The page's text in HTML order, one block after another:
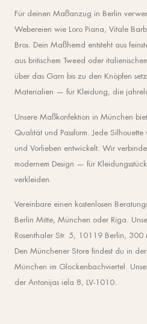
Für deinen Maßanzug in Berlin
Webereien wie Loro Piana, Vitale
Bros. Dein Maßhemd entsteht aus
aus britischem Tweed oder
über das Garn bis zu den Knöpfen
Materialien — für Kleidung, die
Unsere Maßkonfektion in München
Qualität und Passform. Jede
und Vorlieben entwickelt. Wir
modernem Design — für
verkleiden.
Vereinbare einen kostenlosen
Berlin Mitte, München oder Riga.
Rosenthaler Str. 5, 10119 Berlin, 300
Den Münchener Store findest du in
München im Glockenbachviertel.
der Antonijas iela 8, LV-1010.